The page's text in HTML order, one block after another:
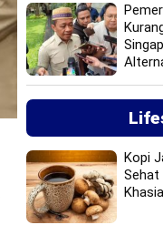
Kopi
Sehat